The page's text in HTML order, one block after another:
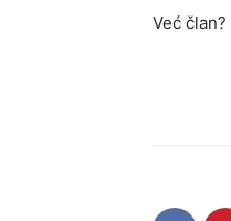
Već član?